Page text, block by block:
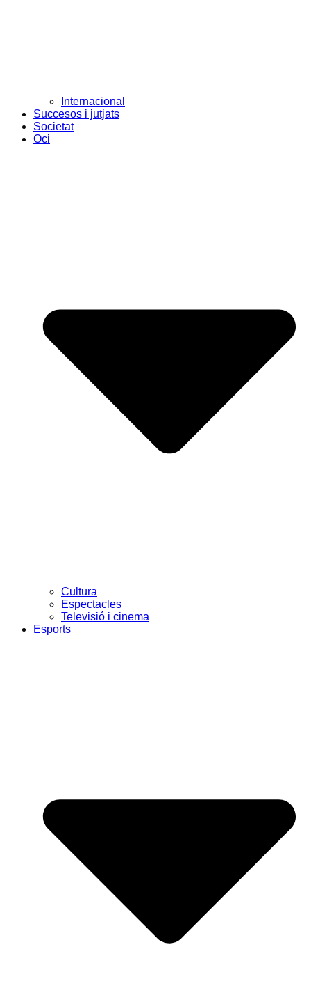
Internacional
Succesos i jutjats
Societat
Oci
Cultura
Espectacles
Televisió i cinema
Esports